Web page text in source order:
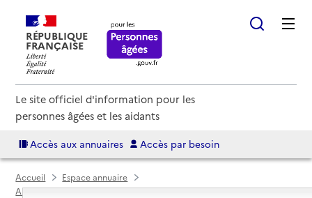
RÉPUBLIQUE
FRANÇAISE
Le site officiel d'information pour les
personnes âgées et les aidants
Accès aux annuaires Accès par besoin
Accueil
Espace annuaire
Annuaire EHPAD et maisons de retraite